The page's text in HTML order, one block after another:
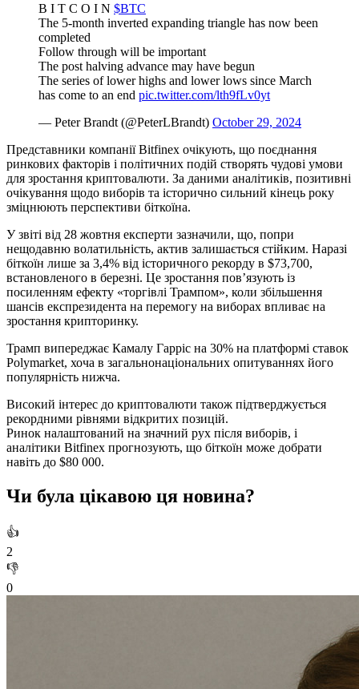
B I T C O I N $BTC
The 5-month inverted expanding triangle has now been
completed
Follow through will be important
The post halving advance may have begun
The series of lower highs and lower lows since March
has come to an end pic.twitter.com/lth9fLv0yt
— Peter Brandt (@PeterLBrandt) October 29, 2024
Представники компанії Bitfinex очікують, що поєднання
ринкових факторів і політичних подій створять чудові умови
для зростання криптовалюти. За даними аналітиків, позитивні
очікування щодо виборів та історично сильний кінець року
зміцнюють перспективи біткоїна.
У звіті від 28 жовтня експерти зазначили, що, попри
нещодавню волатильність, актив залишається стійким. Наразі
біткоїн лише за 3,4% від історичного рекорду в $73,700,
встановленого в березні. Це зростання пов’язують із
посиленням ефекту «торгівлі Трампом», коли збільшення
шансів експрезидента на перемогу на виборах впливає на
зростання крипторинку.
Трамп випереджає Камалу Гарріс на 30% на платформі ставок
Polymarket, хоча в загальнонаціональних опитуваннях його
популярність нижча.
Високий інтерес до криптовалюти також підтверджується
рекордними рівнями відкритих позицій.
Ринок налаштований на значний рух після виборів, і
аналітики Bitfinex прогнозують, що біткоїн може добрати
навіть до $80 000.
Чи була цікавою ця новина?
👍
2
👎
0